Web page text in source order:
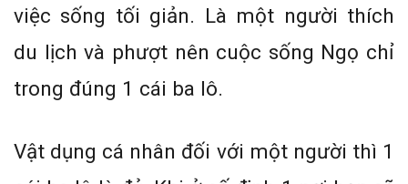
việc sống tối giản. Là một người thích
du lịch và phượt nên cuộc sống Ngọ chỉ
trong đúng 1 cái ba lô.
Vật dụng cá nhân đối với một người thì 1